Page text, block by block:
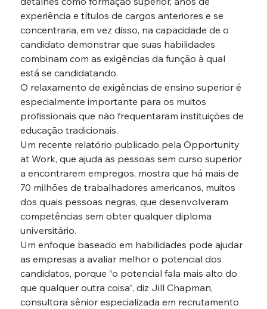
experiência e títulos de cargos anteriores e se
concentraria, em vez disso, na capacidade de o
candidato demonstrar que suas habilidades
combinam com as exigências da função à qual
está se candidatando.
O relaxamento de exigências de ensino superior é
especialmente importante para os muitos
profissionais que não frequentaram instituições de
educação tradicionais.
Um recente relatório publicado pela Opportunity
at Work, que ajuda as pessoas sem curso superior
a encontrarem empregos, mostra que há mais de
70 milhões de trabalhadores americanos, muitos
dos quais pessoas negras, que desenvolveram
competências sem obter qualquer diploma
universitário.
Um enfoque baseado em habilidades pode ajudar
as empresas a avaliar melhor o potencial dos
candidatos, porque “o potencial fala mais alto do
que qualquer outra coisa”, diz Jill Chapman,
consultora sênior especializada em recrutamento